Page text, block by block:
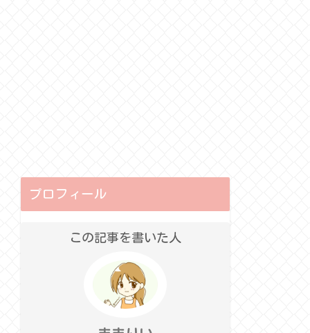
プロフィール
この記事を書いた人